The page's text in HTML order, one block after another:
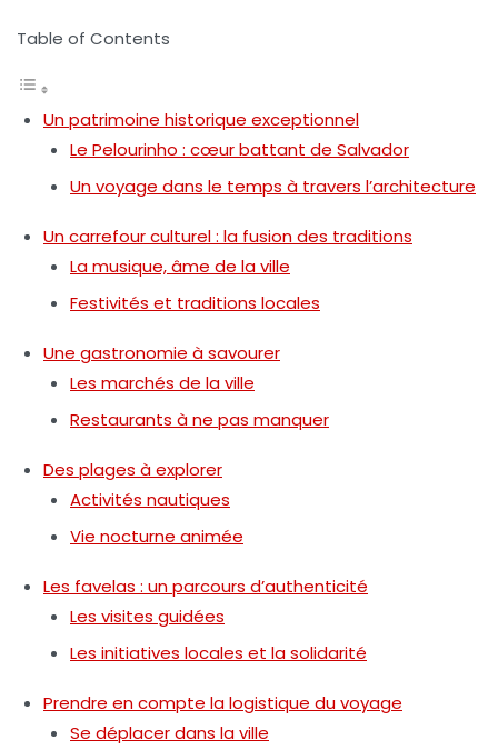
Table of Contents
Un patrimoine historique exceptionnel
Le Pelourinho : cœur battant de Salvador
Un voyage dans le temps à travers l’architecture
Un carrefour culturel : la fusion des traditions
La musique, âme de la ville
Festivités et traditions locales
Une gastronomie à savourer
Les marchés de la ville
Restaurants à ne pas manquer
Des plages à explorer
Activités nautiques
Vie nocturne animée
Les favelas : un parcours d’authenticité
Les visites guidées
Les initiatives locales et la solidarité
Prendre en compte la logistique du voyage
Se déplacer dans la ville